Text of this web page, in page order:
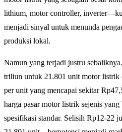
lithium, motor controller,
menjadi sinyal untuk menunda
produksi lokal.
Namun yang terjadi justru
triliun untuk 21.801 unit motor listrik
per unit yang mencapai sekitar
harga pasar motor listrik sejenis
spesifikasi standar. Selisih Rp12-22